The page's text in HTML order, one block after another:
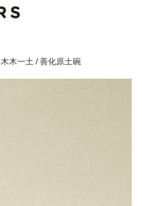
木木一土 / 善化原土碗